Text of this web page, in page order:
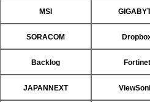
MSI
SORACOM
Backlog Fortinet
JAPANNEXT